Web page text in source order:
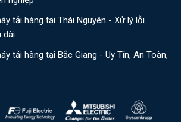
tải hàng tại Thái Nguyên - Xử lý lỗi
dài
tải hàng tại Bắc Giang - Uy Tín, An Toàn,